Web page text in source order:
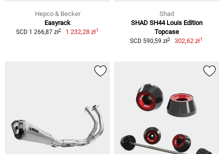
Hepco & Becker
Easyrack
SCD 1 266,87 zł2 1 232,28 zł1
Shad
SHAD SH44 Louis Edition
Topcase
SCD 590,59 zł2 302,62 zł1